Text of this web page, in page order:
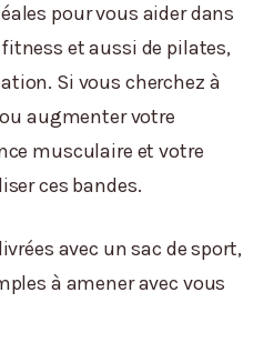
pour vous aider dans
et aussi de pilates,
Si vous cherchez à
augmenter votre
musculaire et votre
ces bandes.
avec un sac de sport,
à amener avec vous